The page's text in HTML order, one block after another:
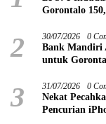
Gorontalo
2 30/07/2026 0
Bank Mandiri
untuk
3 31/07/2026 0
Nekat
Pencurian